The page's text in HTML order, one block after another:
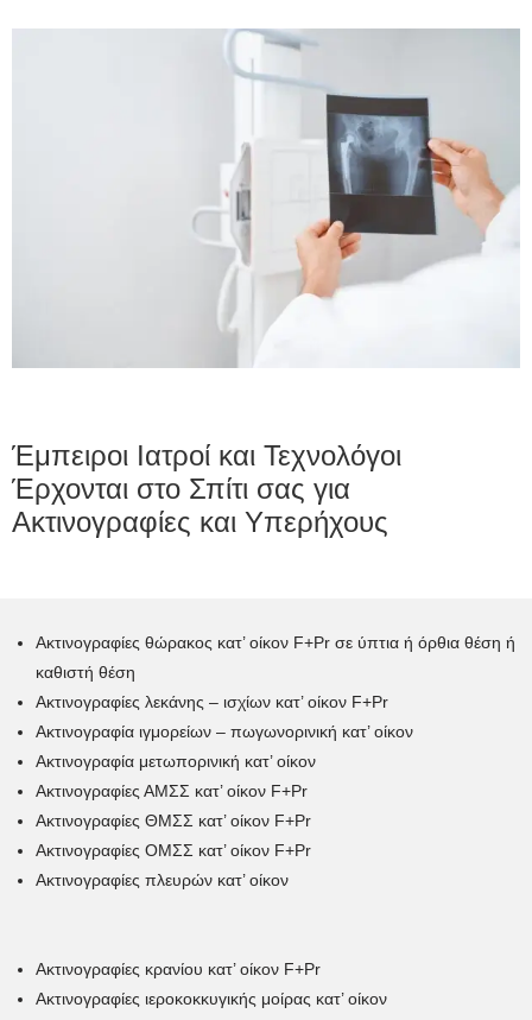
Έμπειροι Ιατροί και Τεχνολόγοι
Έρχονται στο Σπίτι σας για
Ακτινογραφίες και Υπερήχους
Aκτινογραφίες θώρακος κατ’ οίκον F+Pr σε ύπτια ή όρθια θέση ή
καθιστή θέση
Ακτινογραφίες λεκάνης – ισχίων κατ’ οίκον F+Pr
Ακτινογραφία ιγμορείων – πωγωνορινική κατ’ οίκον
Ακτινογραφία μετωπορινική κατ’ οίκον
Ακτινογραφίες ΑΜΣΣ κατ’ οίκον F+Pr
Ακτινογραφίες ΘΜΣΣ κατ’ οίκον F+Pr
Ακτινογραφίες ΟΜΣΣ κατ’ οίκον F+Pr
Ακτινογραφίες πλευρών κατ’ οίκον
Ακτινογραφίες κρανίου κατ’ οίκον F+Pr
Ακτινογραφίες ιεροκοκκυγικής μοίρας κατ’ οίκον